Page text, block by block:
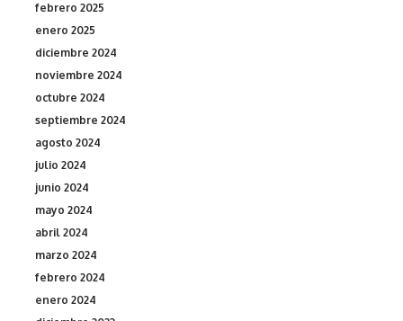
febrero 2025
enero 2025
diciembre 2024
noviembre 2024
octubre 2024
septiembre 2024
agosto 2024
julio 2024
junio 2024
mayo 2024
abril 2024
marzo 2024
febrero 2024
enero 2024